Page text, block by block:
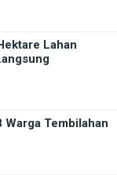
Lahan
Tembilahan